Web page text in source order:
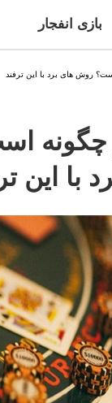
بازی انفجار
روش های برد با این ترفند
چگونه
با این